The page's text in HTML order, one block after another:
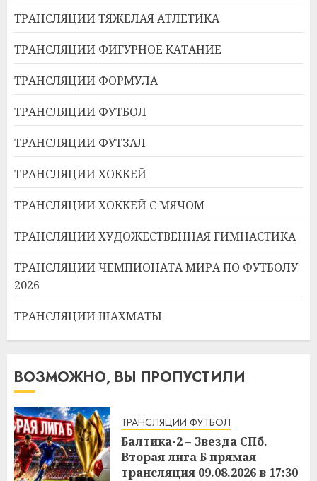
ТРАНСЛЯЦИИ ТЯЖЕЛАЯ АТЛЕТИКА
ТРАНСЛЯЦИИ ФИГУРНОЕ КАТАНИЕ
ТРАНСЛЯЦИИ ФОРМУЛА
ТРАНСЛЯЦИИ ФУТБОЛ
ТРАНСЛЯЦИИ ФУТЗАЛ
ТРАНСЛЯЦИИ ХОККЕЙ
ТРАНСЛЯЦИИ ХОККЕЙ С МЯЧОМ
ТРАНСЛЯЦИИ ХУДОЖЕСТВЕННАЯ ГИМНАСТИКА
ТРАНСЛЯЦИИ ЧЕМПИОНАТА МИРА ПО ФУТБОЛУ
2026
ТРАНСЛЯЦИИ ШАХМАТЫ
ВОЗМОЖНО, ВЫ ПРОПУСТИЛИ
ТРАНСЛЯЦИИ ФУТБОЛ
Балтика-2 – Звезда СПб.
Вторая лига Б прямая
трансляция 09.08.2026 в 17:30